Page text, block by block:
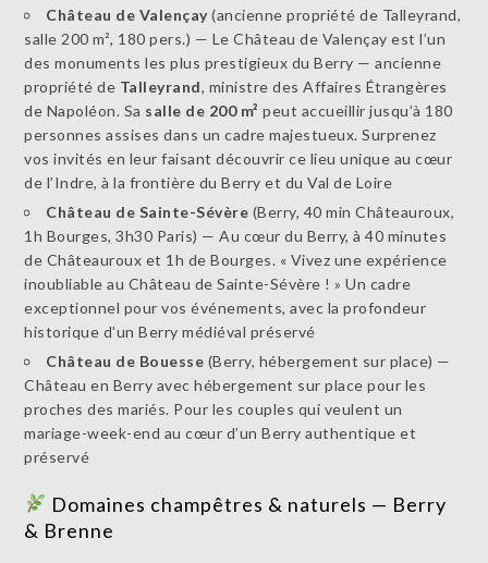
Château de Valençay(ancienne propriété de Talleyrand,
salle 200 m², 180 pers.) — Le Château de Valençay est l’un
des monuments les plus prestigieux du Berry — ancienne
propriété de Talleyrand, ministre des Affaires Étrangères
de Napoléon. Sa salle de 200 m² peut accueillir jusqu’à 180
personnes assises dans un cadre majestueux. Surprenez
vos invités en leur faisant découvrir ce lieu unique au cœur
de l’Indre, à la frontière du Berry et du Val de Loire
Château de Sainte-Sévère (Berry, 40 min Châteauroux,
1h Bourges, 3h30 Paris) — Au cœur du Berry, à 40 minutes
de Châteauroux et 1h de Bourges. « Vivez une expérience
inoubliable au Château de Sainte-Sévère ! » Un cadre
exceptionnel pour vos événements, avec la profondeur
historique d’un Berry médiéval préservé
Château de Bouesse (Berry, hébergement sur place) —
Château en Berry avec hébergement sur place pour les
proches des mariés. Pour les couples qui veulent un
mariage-week-end au cœur d’un Berry authentique et
préservé
Domaines champêtres & naturels — Berry
& Brenne